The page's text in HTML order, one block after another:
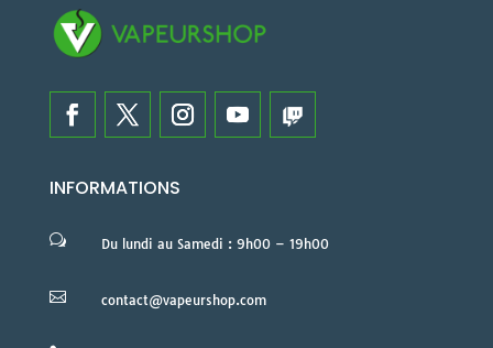
INFORMATIONS
w Du lundi au Samedi : 9h00 – 19h00
 contact@vapeurshop.com